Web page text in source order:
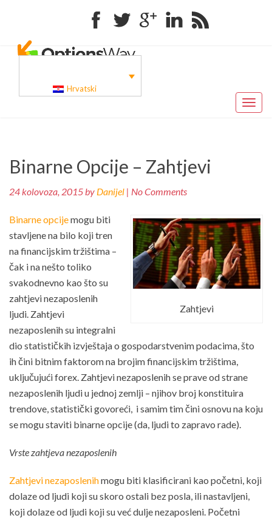
FacebookTwitter Google+Linkedin RSS
Hrvatski
Toggle
Binarne Opcije – Zahtjevi
24 kolovoza, 2015 by Danijel | No Comments
Zahtjevi
Binarne opcijemogu biti
stavljene na bilo koji tren
na financijskim tržištima –
čak i na nešto toliko
svakodnevno kao što su
zahtjevi nezaposlenih
ljudi. Zahtjevi
nezaposlenih su integralni
dio statističkih izvještaja o gospodarstvenim podacima, što
ih čini bitnim faktorom na brojim financijskim tržištima,
uključujući forex. Zahtjevi nezaposlenih se prave od strane
nezaposlenih ljudi u jednoj zemlji – njihov broj konstituira
trendove, statistički govoreći, i samim tim čini osnovu na koju
se mogu staviti binarne opcije (da, ljudi to zapravo rade).
Vrste zahtjeva nezaposlenih
Zahtjevi nezaposlenihmogu biti klasificirani kao početni, koji
dolaze od ljudi koji su skoro ostali bez posla, ili nastavljeni,
koji dolaze od ljudi koji su već dulje nezaposleni. Početni
Navigacija
objava